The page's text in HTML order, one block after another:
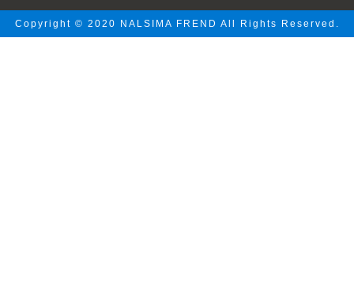
Copyright © 2020 NALSIMA FREND All Rights Reserved.